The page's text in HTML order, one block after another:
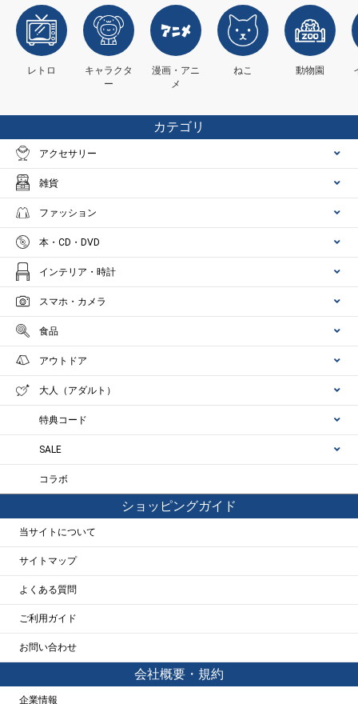
レトロ
キャラクタ
ー
漫画・アニ
メ
ねこ 動物園
カテゴリ
アクセサリー
雑貨
ファッション
本・CD・DVD
インテリア・時計
スマホ・カメラ
食品
アウトドア
大人（アダルト）
特典コード
SALE
コラボ
ショッピングガイド
当サイトについて
サイトマップ
よくある質問
ご利用ガイド
お問い合わせ
会社概要・規約
企業情報